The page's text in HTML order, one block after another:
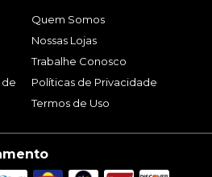
de
Quem Somos
Nossas Lojas
Trabalhe Conosco
Políticas de Privacidade
Termos de Uso